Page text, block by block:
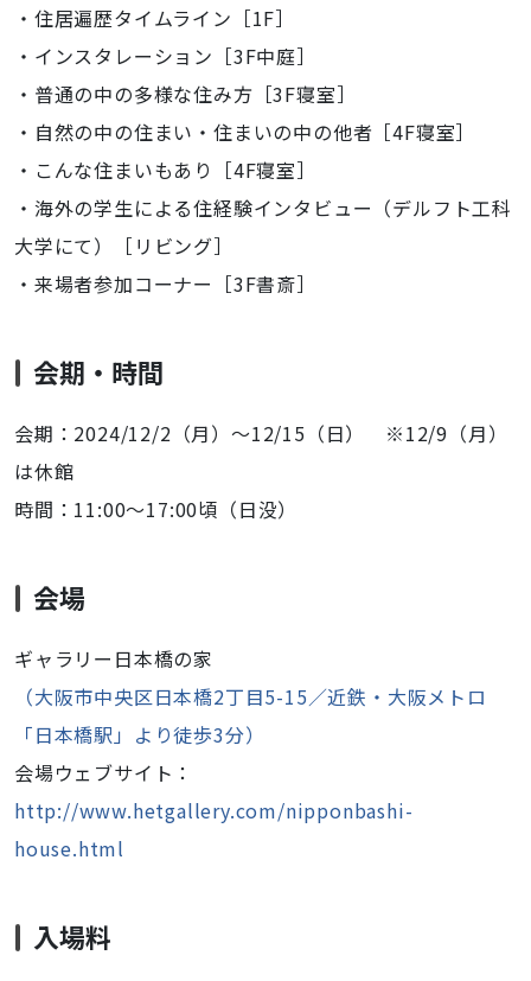
・住居遍歴タイムライン［1F］
・インスタレーション［3F中庭］
・普通の中の多様な住み方［3F寝室］
・自然の中の住まい・住まいの中の他者［4F寝室］
・こんな住まいもあり［4F寝室］
・海外の学生による住経験インタビュー（デルフト工科
大学にて）［リビング］
・来場者参加コーナー［3F書斎］
会期・時間
会期：2024/12/2（月）〜12/15（日） ※12/9（月）
は休館
時間：11:00〜17:00頃（日没）
会場
ギャラリー日本橋の家
（大阪市中央区日本橋2丁目5-15／近鉄・大阪メトロ
「日本橋駅」より徒歩3分）
会場ウェブサイト：
http://www.hetgallery.com/nipponbashi-
house.html
入場料